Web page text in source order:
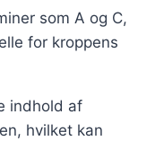
som A og C,
for kroppens
indhold af
hvilket kan